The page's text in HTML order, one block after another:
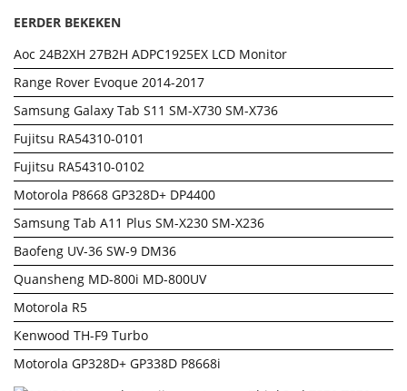
EERDER BEKEKEN
Aoc 24B2XH 27B2H ADPC1925EX LCD Monitor
Range Rover Evoque 2014-2017
Samsung Galaxy Tab S11 SM-X730 SM-X736
Fujitsu RA54310-0101
Fujitsu RA54310-0102
Motorola P8668 GP328D+ DP4400
Samsung Tab A11 Plus SM-X230 SM-X236
Baofeng UV-36 SW-9 DM36
Quansheng MD-800i MD-800UV
Motorola R5
Kenwood TH-F9 Turbo
Motorola GP328D+ GP338D P8668i